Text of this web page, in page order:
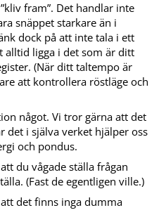
fram”. Det handlar inte
snäppet starkare än i
dock på att inte tala i ett
alltid ligga i det som är ditt
(När ditt taltempo är
att kontrollera röstläge och
något. Vi tror gärna att det
det i själva verket hjälper oss
och pondus.
du vågade ställa frågan
(Fast de egentligen ville.)
det finns inga dumma